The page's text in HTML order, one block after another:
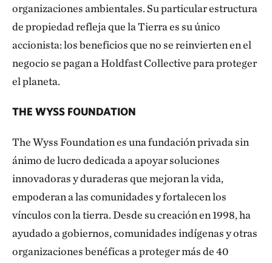
organizaciones ambientales. Su particular estructura
de propiedad refleja que la Tierra es su único
accionista: los beneficios que no se reinvierten en el
negocio se pagan a Holdfast Collective para proteger
el planeta.
THE WYSS FOUNDATION
The Wyss Foundation es una fundación privada sin
ánimo de lucro dedicada a apoyar soluciones
innovadoras y duraderas que mejoran la vida,
empoderan a las comunidades y fortalecen los
vínculos con la tierra. Desde su creación en 1998, ha
ayudado a gobiernos, comunidades indígenas y otras
organizaciones benéficas a proteger más de 40